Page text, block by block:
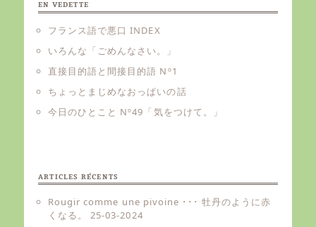
EN VEDETTE
フランス語で悪口 INDEX
いろんな「ごめんなさい。」
直接目的語と間接目的語 Nº1
ちょっとまじめなおっぱいの話
今日のひとこと Nº49「気をつけて。」
ARTICLES RÉCENTS
Rougir comme une pivoine ･･･ 牡丹のように赤
くなる。
25-03-2024